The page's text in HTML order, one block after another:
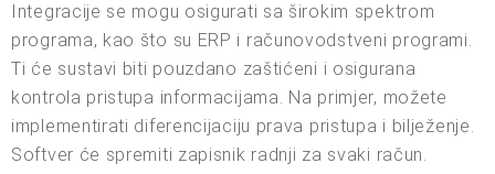
Integracije se mogu osigurati sa širokim spektrom
programa, kao što su ERP i računovodstveni programi.
Ti će sustavi biti pouzdano zaštićeni i osigurana
kontrola pristupa informacijama. Na primjer, možete
implementirati diferencijaciju prava pristupa i bilježenje.
Softver će spremiti zapisnik radnji za svaki račun.